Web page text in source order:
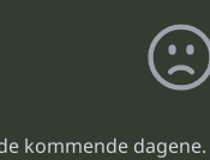
kommende